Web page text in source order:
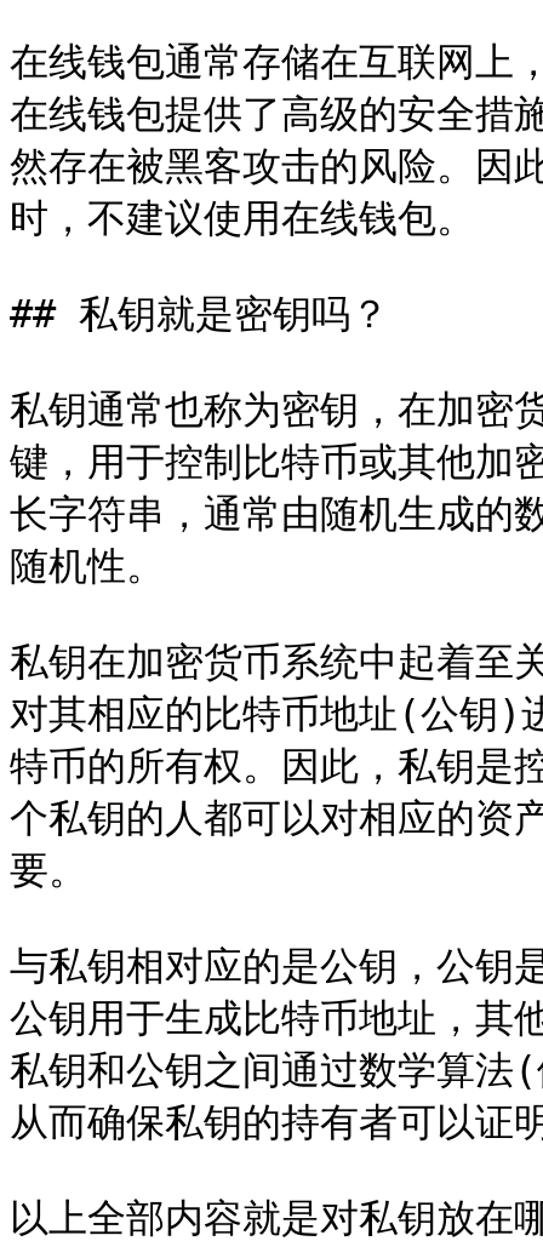
在线钱包通常存储在互联网上
在线钱包提供了高级的安全措
然存在被黑客攻击的风险。因
时，不建议使用在线钱包。
## 私钥就是密钥吗？
私钥通常也称为密钥，在加密
键，用于控制比特币或其他加
长字符串，通常由随机生成的
随机性。
私钥在加密货币系统中起着至
对其相应的比特币地址(公钥)
特币的所有权。因此，私钥是
个私钥的人都可以对相应的资
要。
与私钥相对应的是公钥，公钥
公钥用于生成比特币地址，其
私钥和公钥之间通过数学算
从而确保私钥的持有者可以证
以上全部内容就是对私钥放在